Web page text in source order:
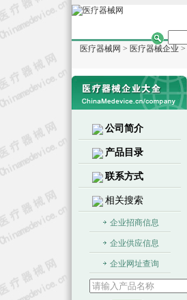
医疗器械网 > 医疗器械企业 >
公司简介
产品目录
联系方式
相关搜索
企业招商信息
企业供应信息
企业网址查询